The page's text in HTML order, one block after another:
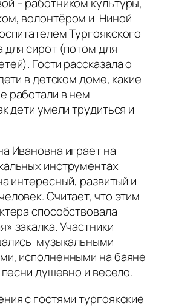
волонтёром и Ниной
Тургоякского
для сирот (потом для
Гости рассказала о
в детском доме, какие
работали в нем
дети умели трудиться и
Ивановна играет на
инструментах
интересный, развитый и
Считает, что этим
способствовала
закалка. Участники
музыкальными
исполненными на баяне
душевно и весело.
с гостями тургоякские